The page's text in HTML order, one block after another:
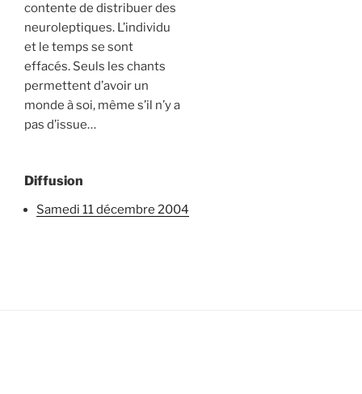
contente de distribuer des
neuroleptiques. L’individu
et le temps se sont
effacés. Seuls les chants
permettent d’avoir un
monde à soi, même s’il n’y a
pas d’issue…
Diffusion
samedi 11 décembre 2004